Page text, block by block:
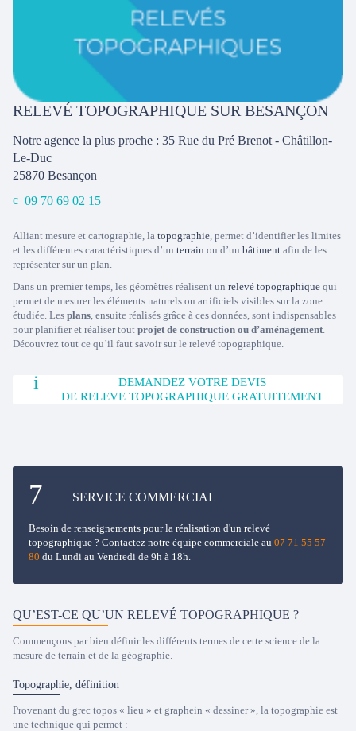
RELEVÉ TOPOGRAPHIQUE SUR BESANÇON
Notre agence la plus proche : 35 Rue du Pré Brenot - Châtillon-
Le-Duc
25870 Besançon
09 70 69 02 15
Alliant mesure et cartographie, la topographie, permet d’identifier les limites
et les différentes caractéristiques d’un terrain ou d’un bâtiment afin de les
représenter sur un plan.
Dans un premier temps, les géomètres réalisent un relevé topographique qui
permet de mesurer les éléments naturels ou artificiels visibles sur la zone
étudiée. Les plans, ensuite réalisés grâce à ces données, sont indispensables
pour planifier et réaliser tout projet de construction ou d’aménagement.
Découvrez tout ce qu’il faut savoir sur le relevé topographique.
DEMANDEZ VOTRE DEVIS
DE RELEVE TOPOGRAPHIQUE GRATUITEMENT
SERVICE COMMERCIAL
Besoin de renseignements pour la réalisation d'un relevé
topographique ? Contactez notre équipe commerciale au 07 71 55 57
80 du Lundi au Vendredi de 9h à 18h.
QU’EST-CE QU’UN RELEVÉ TOPOGRAPHIQUE ?
Commençons par bien définir les différents termes de cette science de la
mesure de terrain et de la géographie.
Topographie, définition
Provenant du grec topos « lieu » et graphein « dessiner », la topographie est
une technique qui permet :